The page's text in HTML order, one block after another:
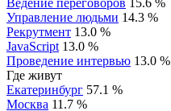
Ведение переговоров 15.6 %
Управление людьми 14.3 %
Рекрутмент 13.0 %
JavaScript 13.0 %
Проведение интервью 13.0 %
Где живут
Екатеринбург 57.1 %
Москва 11.7 %